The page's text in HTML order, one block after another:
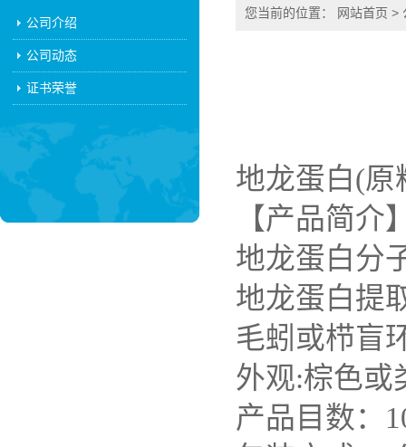
公司介绍
公司动态
证书荣誉
您当前的位置： 网站首页 >
地龙蛋白(原
【产品简介
地龙蛋白分
地龙蛋白提
毛蚓或栉盲
外观:棕色或
产品目数：